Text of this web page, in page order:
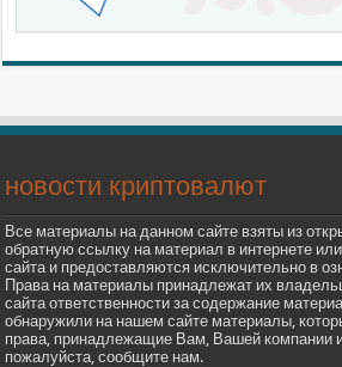
новости криптовалют
Все материалы на данном сайте взяты из
обратную ссылку на материал в интернете
сайта и предоставляются исключительно в
Права на материалы принадлежат их
сайта ответственности за содержание
обнаружили на нашем сайте материалы,
права, принадлежащие Вам, Вашей компании
пожалуйста, сообщите нам.